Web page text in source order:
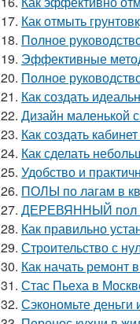
17. Как отмыть
18. Полное
19. Эффективные
20. Полное
21. Как создать
22. Дизайн маленькой
23. Как создать
24. Как сделать
25. Удобство и
26. ПОЛЫ по лагам в
27. ДЕРЕВЯННЫЙ пол в
28. Как правильно
29. Строительство с
30. Как начать ремонт
31. Стас Пьеха в
32. Сэкономьте деньги